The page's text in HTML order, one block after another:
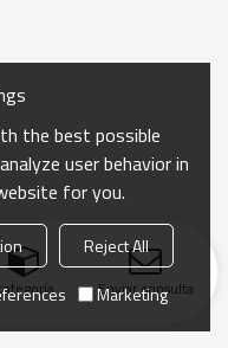
Enviar consulta
the best possible
user behavior in
for you.
Reject All
Marketing